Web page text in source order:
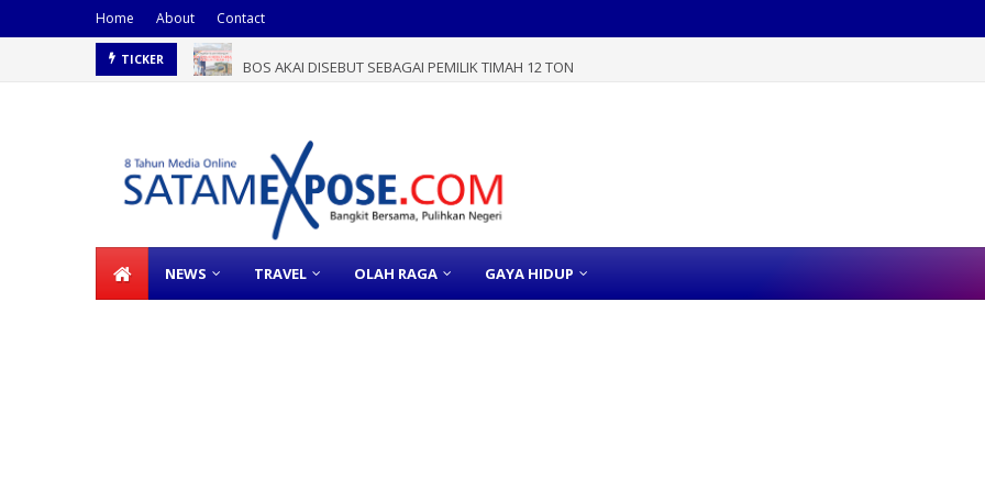
Home About Contact
TICKER BOS AKAI DISEBUT SEBAGAI PEMILIK TIMAH 12 TON
NEWS TRAVEL OLAH RAGA GAYA HIDUP